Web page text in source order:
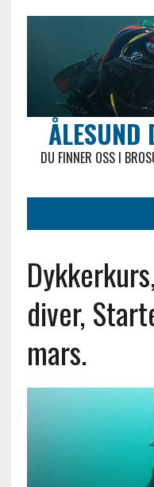
ÅLESUND
DU FINNER OSS I
diver,
mars.